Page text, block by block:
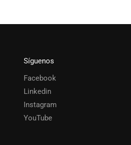
Síguenos
Facebook
Linkedin
Instagram
YouTube